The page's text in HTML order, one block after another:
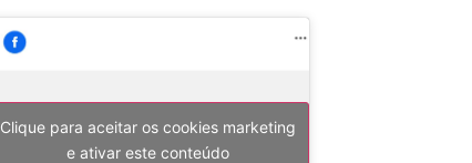
Clique para aceitar os cookies marketing
e ativar este conteúdo